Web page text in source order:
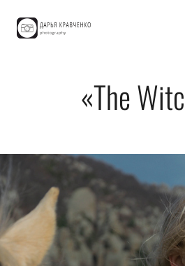
«The